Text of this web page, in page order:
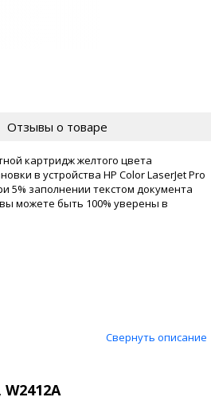
Отзывы о товаре
картридж желтого цвета
в устройства HP Color LaserJet Pro
5% заполнении текстом документа
можете быть 100% уверены в
Свернуть описание